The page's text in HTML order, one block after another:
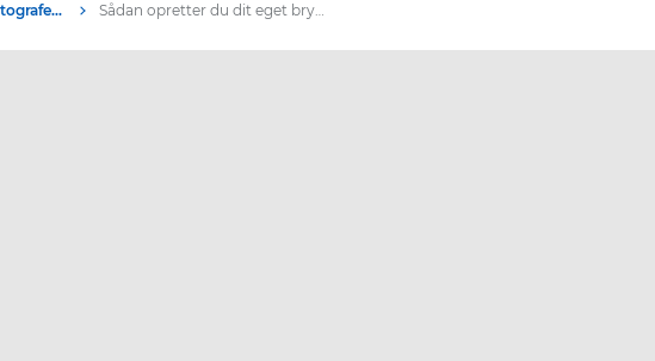
Tips og teknikker til fotografering og print Sådan opretter du dit eget bryllupsalbum